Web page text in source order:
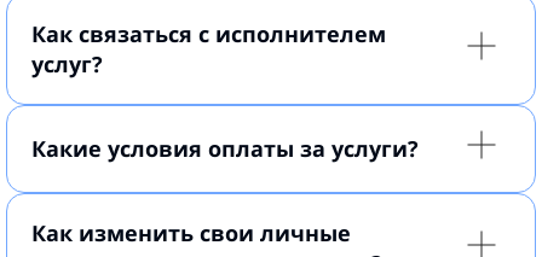
Как связаться с исполнителем
услуг?
Какие условия оплаты за услуги?
Как изменить свои личные